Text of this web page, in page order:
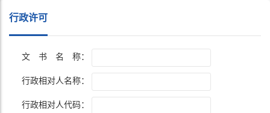
行政许可
文 书 名 称：
行政相对人名称：
行政相对人代码：